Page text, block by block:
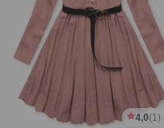
4,0(1)